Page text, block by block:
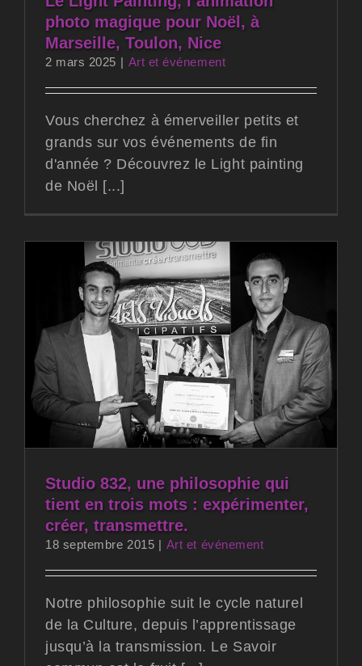
photo magique pour Noël, à
Marseille, Toulon, Nice
2 mars 2025 | Art et événement
Vous cherchez à émerveiller petits et
grands sur vos événements de fin
d'année ? Découvrez le Light painting
de Noël [...]
Studio 832, une philosophie qui
tient en trois mots : expérimenter,
créer, transmettre.
18 septembre 2015 | Art et événement
Notre philosophie suit le cycle naturel
de la Culture, depuis l’apprentissage
jusqu’à la transmission. Le Savoir